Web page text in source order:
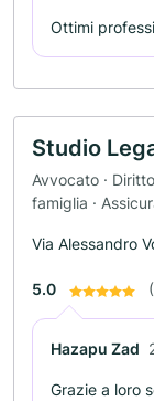
Ottimi
Studio
Avvocato ·
famiglia ·
Via Alessandro
5.0
Hazapu Zad
Grazie a loro